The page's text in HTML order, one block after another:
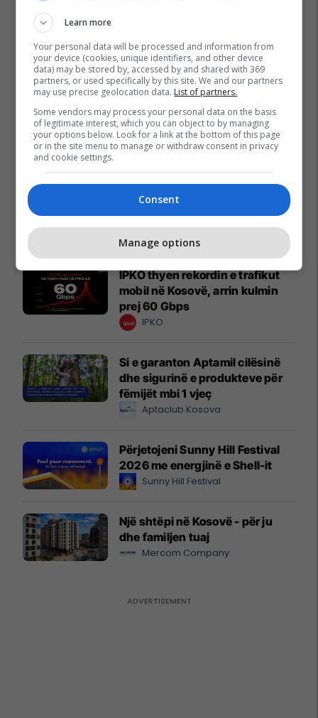
Promo Reklamo këtu
IPKO thyen rekordin e trafikut
mobil në Kosovë, arrin kulmin
prej 60 Gbps
IPKO
Si e garanton Aptamil cilësinë
dhe sigurinë e produkteve për
fëmijët mbi 1 vjeç
Aptaclub Kosova
Përjetojeni Sunny Hill Festival
2026 me energjinë e Shell-it
Sunny Hill Festival
Një shtëpi në Kosovë - për ju
dhe familjen tuaj
Mercom Company
Learn more
Your personal data will be processed and information from
your device (cookies, unique identifiers, and other device
data) may be stored by, accessed by and shared with 369
partners, or used specifically by this site. We and our partners
may use precise geolocation data. List of partners.
Some vendors may process your personal data on the basis
of legitimate interest, which you can object to by managing
your options below. Look for a link at the bottom of this page
or in the site menu to manage or withdraw consent in privacy
and cookie settings.
Consent
Manage options